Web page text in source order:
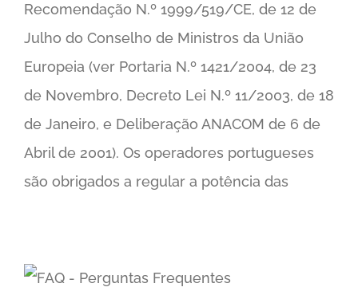
Recomendação N.º 1999/519/CE, de 12 de
Julho do Conselho de Ministros da União
Europeia (ver Portaria N.º 1421/2004, de 23
de Novembro, Decreto Lei N.º 11/2003, de 18
de Janeiro, e Deliberação ANACOM de 6 de
Abril de 2001). Os operadores portugueses
são obrigados a regular a potência das